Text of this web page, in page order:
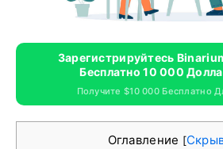
Зарегистрируйтесь
Бесплатно 10 000
Получите $10 000 Бесплатно
Оглавление [